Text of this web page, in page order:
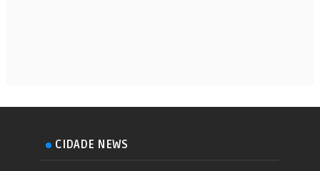
CIDADE NEWS